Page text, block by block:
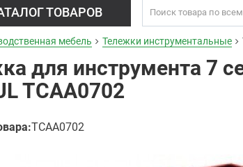
ТОВАРОВ
мебель Тележки инструментальные
для инструмента 7
TCAA0702
TCAA0702